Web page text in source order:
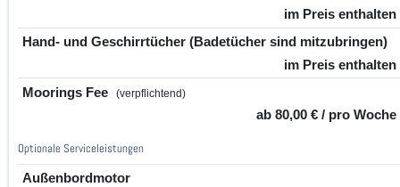
im Preis enthalten
Hand- und Geschirrtücher (Badetücher sind mitzubringen)
im Preis enthalten
Moorings Fee
(verpflichtend)
ab 80,00 € / pro Woche
Optionale Serviceleistungen
Außenbordmotor